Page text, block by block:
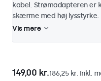
kabel. Strømadapteren er
skærme med høj lysstyrke.
Vis mere
149,00 kr.186,25 kr. inkl.